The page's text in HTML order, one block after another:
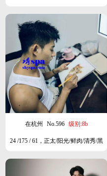
在杭州 No.596 级别:8b
24 /175 / 61，正太/阳光/鲜肉/清秀/黑